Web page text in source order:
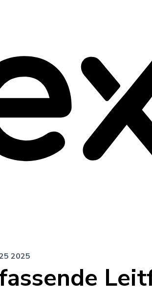
2025